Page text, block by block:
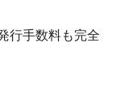
行手数料も完全